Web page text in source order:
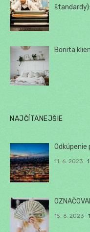
Bonita
NAJČÍTANEJŠIE
11. 6. 2023
15. 6. 2023